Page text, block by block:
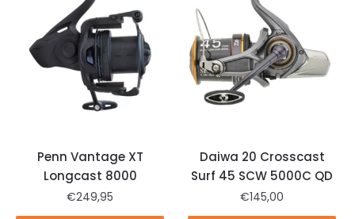
Penn Vantage XT
Longcast 8000
€249,95
Daiwa 20 Crosscast
Surf 45 SCW 5000C QD
€145,00